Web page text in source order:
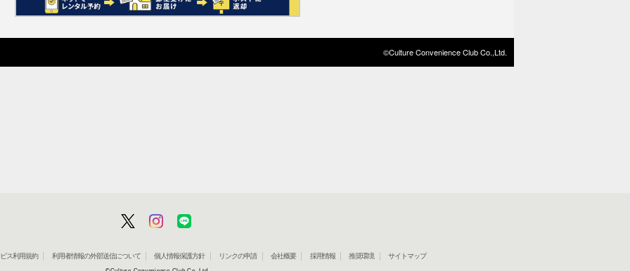
©Culture Convenience Club Co.,Ltd.
ビス利用規約 利用者情報の外部送信について 個人情報保護方針 リンクの申請 会社概要 採用情報 推奨環境 サイトマップ